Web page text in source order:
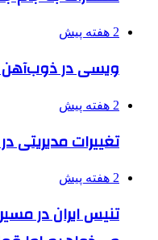
2 هفته پیش
ویسی در ذوب‌آهن
2 هفته پیش
تغییرات مدیریتی
2 هفته پیش
تنیس ایران در